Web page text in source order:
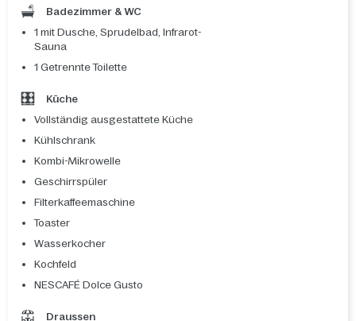
Badezimmer & WC
1 mit Dusche, Sprudelbad, Infrarot-
Sauna
1 Getrennte Toilette
Küche
Vollständig ausgestattete Küche
Kühlschrank
Kombi-Mikrowelle
Geschirrspüler
Filterkaffeemaschine
Toaster
Wasserkocher
Kochfeld
NESCAFÉ Dolce Gusto
Draussen